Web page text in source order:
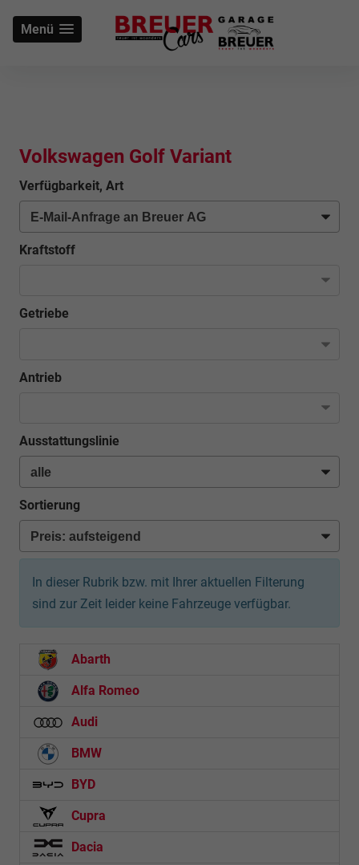
Menü
Volkswagen Golf Variant
Verfügbarkeit, Art
Kraftstoff
Getriebe
Antrieb
Ausstattungslinie
Sortierung
In dieser Rubrik bzw. mit Ihrer aktuellen Filterung
sind zur Zeit leider keine Fahrzeuge verfügbar.
Abarth
Alfa Romeo
Audi
BMW
BYD
Cupra
Dacia